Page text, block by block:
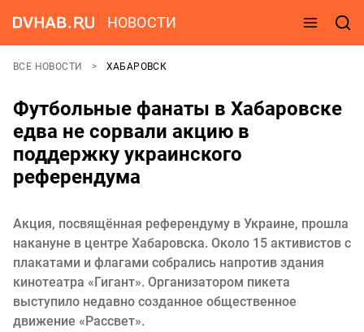
НОВОСТИ
ВСЕ НОВОСТИ ХАБАРОВСК
Футбольные фанаты в Хабаровске
едва не сорвали акцию в
поддержку украинского
референдума
Акция, посвящённая референдуму в Украине, прошла
накануне в центре Хабаровска. Около 15 активистов с
плакатами и флагами собрались напротив здания
кинотеатра «Гигант». Организатором пикета
выступило недавно созданное общественное
движение «Рассвет».